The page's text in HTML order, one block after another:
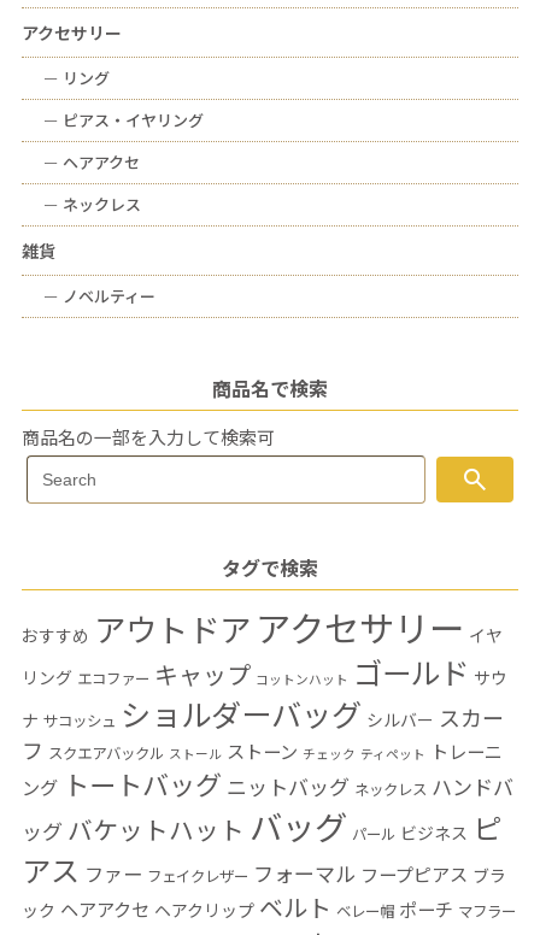
アクセサリー
ー リング
ー ピアス・イヤリング
ー ヘアアクセ
ー ネックレス
雑貨
ー ノベルティー
商品名で検索
商品名の一部を入力して検索可
Search
for:
search
タグで検索
おすすめ アウトドア アクセサリー イヤ
リング エコファー キャップ コットンハット ゴールド サウ
ナ サコッシュ ショルダーバッグ シルバー スカー
フ スクエアバックル ストール ストーン チェック ティペット
トレーニ
ング トートバッグ ニットバッグ ネックレス ハンドバ
ッグ バケットハット バッグ パール ビジネス ピ
アス ファー フェイクレザー フォーマル フープピアス ブラ
ック ヘアアクセ ヘアクリップ ベルト ベレー帽 ポーチ マフラー